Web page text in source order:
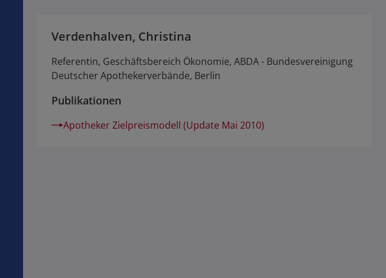
Verdenhalven, Christina
Referentin, Geschäftsbereich Ökonomie, ABDA - Bundesvereinigung
Deutscher Apothekerverbände, Berlin
Publikationen
Apotheker Zielpreismodell (Update Mai 2010)